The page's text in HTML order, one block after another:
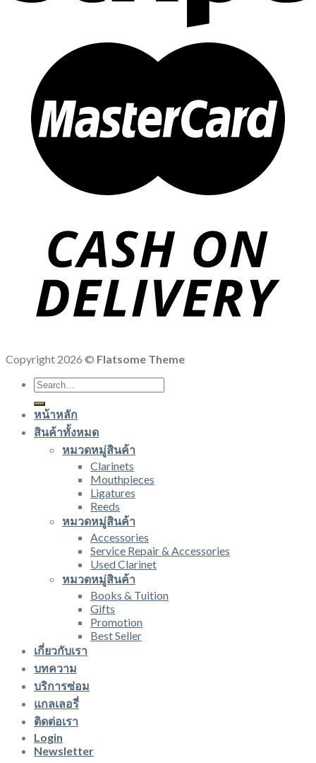
Copyright 2026 © Flatsome Theme
Search
for:
หน้าหลัก
สินค้าทั้งหมด
หมวดหมู่สินค้า
Clarinets
Mouthpieces
Ligatures
Reeds
หมวดหมู่สินค้า
Accessories
Service Repair & Accessories
Used Clarinet
หมวดหมู่สินค้า
Books & Tuition
Gifts
Promotion
Best Seller
เกี่ยวกับเรา
บทความ
บริการซ่อม
แกลเลอรี่
ติดต่อเรา
Login
Newsletter